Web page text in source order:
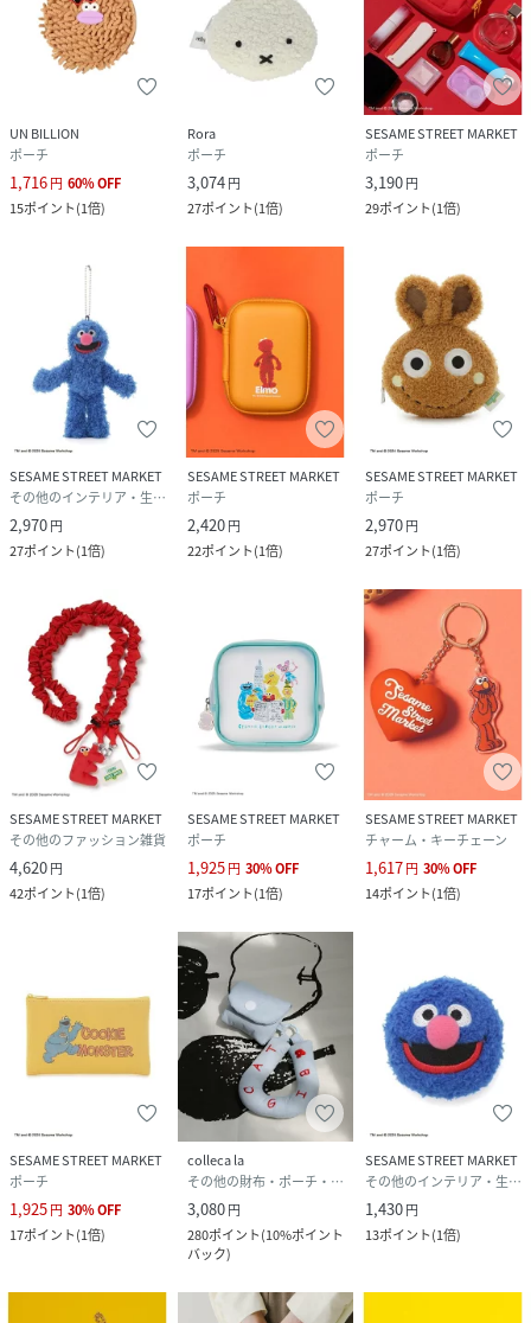
UN BILLION
ポーチ
1,716円 60%OFF
15ポイント(1倍)
Rora
ポーチ
3,074円
27ポイント(1倍)
SESAME STREET MARKET
ポーチ
3,190円
29ポイント(1倍)
SESAME STREET MARKET
その他のインテリア・生活雑貨
2,970円
27ポイント(1倍)
SESAME STREET MARKET
ポーチ
2,420円
22ポイント(1倍)
SESAME STREET MARKET
ポーチ
2,970円
27ポイント(1倍)
SESAME STREET MARKET
その他のファッション雑貨
4,620円
42ポイント(1倍)
SESAME STREET MARKET
ポーチ
1,925円 30%OFF
17ポイント(1倍)
SESAME STREET MARKET
チャーム・キーチェーン
1,617円 30%OFF
14ポイント(1倍)
SESAME STREET MARKET
ポーチ
1,925円 30%OFF
17ポイント(1倍)
colleca la
その他の財布・ポーチ・ケース
3,080円
280ポイント(10%ポイント
バック)
SESAME STREET MARKET
その他のインテリア・生活雑貨
1,430円
13ポイント(1倍)